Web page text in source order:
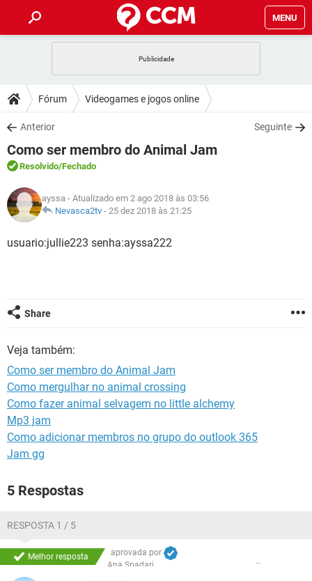
MENU
CELULAR FACEBOOK
OUTLOOK
INSTAGRAM GMAIL
GUIA DE COMPRAS
DICAS
JOGOS WHATSAPP
OUTLOOK
INSTAGRAM
GUIA DE COMPRAS
DOWNLOADS
JOGOS WHATSAPP
CELULAR
OUTLOOK EXCEL
INSTAGRAM
GUIA DE COMPRAS
FÓRUM
JOGOS
CELULAR FACEBOOK
GLOSSÁRIO
JOGOS
CELULAR FACEBOOK
GUIA DE COMPRAS
Fórum Videogames e jogos online
Anterior Seguinte
Como ser membro do Animal Jam
Resolvido/Fechado
ayssa - Atualizado em 2 ago 2018 às 03:56
Nevasca2tv - 25 dez 2018 às 21:25
usuario:jullie223 senha:ayssa222
Share
Veja também:
Como ser membro do Animal Jam
Como mergulhar no animal crossing
Como fazer animal selvagem no little alchemy
Mp3 jam
Como adicionar membros no grupo do outlook 365
Jam gg
5 Respostas
RESPOSTA 1 / 5
Melhor resposta
aprovada por
Ana Spadari